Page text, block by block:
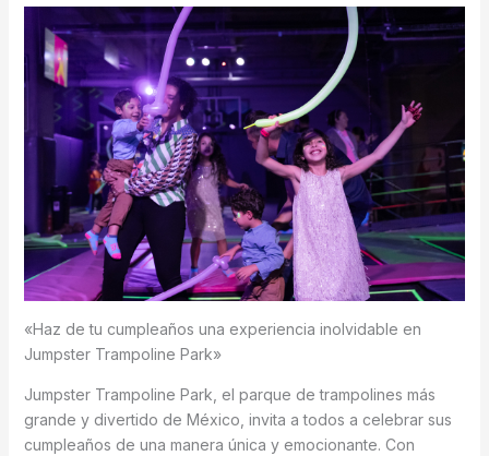
«Haz de tu cumpleaños una experiencia inolvidable en
Jumpster Trampoline Park»
Jumpster Trampoline Park, el parque de trampolines más
grande y divertido de México, invita a todos a celebrar sus
cumpleaños de una manera única y emocionante. Con